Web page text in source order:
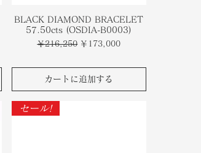
BLACK DIAMOND BRACELET
57.50cts (OSDIA-B0003)
通常価格
￥216,250 セール価格
￥173,000
カートに追加する
セール!